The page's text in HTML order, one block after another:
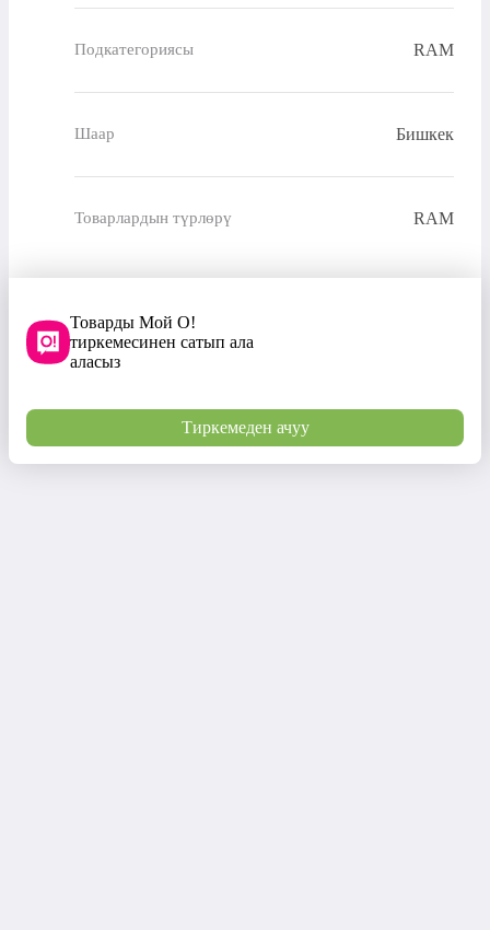
Подкатегориясы RAM
Шаар Бишкек
Товарлардын түрлөрү RAM
Товарды Мой О!
тиркемесинен сатып ала
аласыз
Тиркемеден ачуу